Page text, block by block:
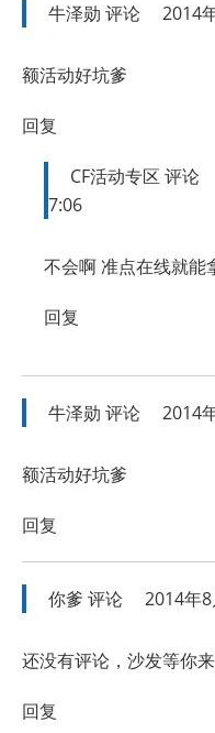
牛泽勋 评论 2014
额活动好坑爹
回复
CF活动专区 评论
7:06
不会啊 准点在线就能
回复
牛泽勋 评论 2014
额活动好坑爹
回复
你爹 评论 2014年
还没有评论，沙发等你
回复